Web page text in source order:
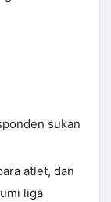
sukan
atlet, dan
liga